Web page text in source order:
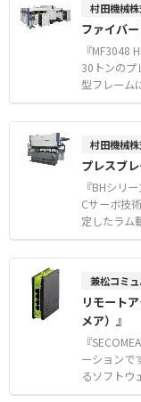
です。 設
ツールによ
ど、多彩
運用しやす
ど、多数の
います。
ルな機器
ステムを構
社製品で
ーソフト（
村田機械
ファイバ
『MF3048
30トンのプ
型フレーム
実現します
ドなテーブ
力制御に
て高品質な
リングシ
す。 【特徴】 ●サーボモータドライブとツインボールネ
ジによる優
工による工
設計 【用途・事例】 ●1台でのパンチ・タップ・成形等の
視化 ●銅
村田機械
プレスブ
『BHシリ
Cサーボ技
定したラム
インチワイ
業効率と安
連携強化
曲げ加工に
徴】 ●21.5
操作シス
による高速
る高精度制御 【用途・事例】 ●配電盤等の深曲
げ加工 ●多
兼松コミ
リモート
メア）』
『
ーションで
るソフトウ
構成でリモ